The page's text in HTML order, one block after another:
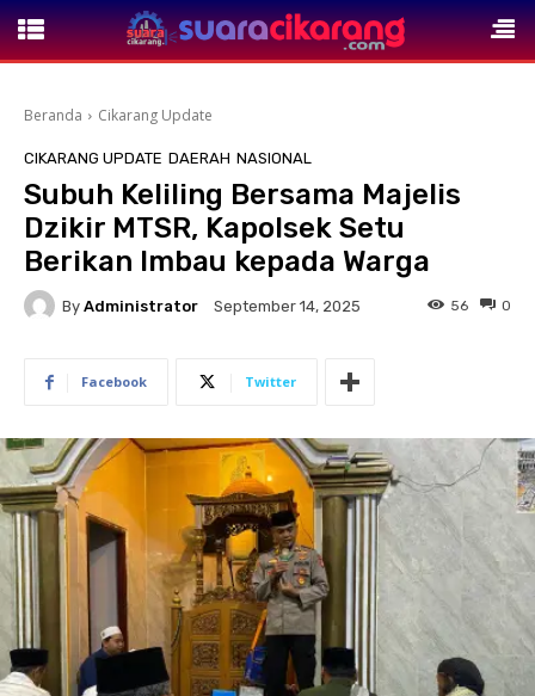
Beranda Cikarang Update
CIKARANG UPDATE DAERAH NASIONAL
Subuh Keliling Bersama Majelis
Dzikir MTSR, Kapolsek Setu
Berikan Imbau kepada Warga
By Administrator September 14, 2025 0
56
Facebook Twitter